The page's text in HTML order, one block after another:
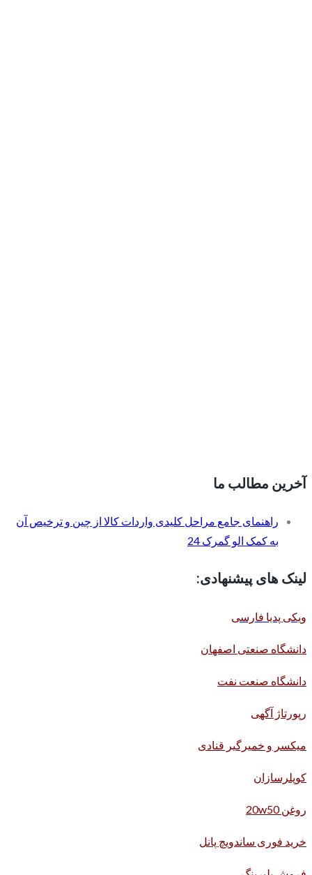
آخرین مطالب ما
راهنمای جامع مراحل کلیدی واردات کالا از چین و ترخیص آن
به کمک الو گمرک 24
لینک های پیشنهادی:
ویکی پدیا فارسی
دانشگاه صنعتی اصفهان
دانشگاه صنعت نفت
رپورتاژ آگهی
میکسر و خمیرگیر قنادی
کوپلرسازان
روغن 20w50
خرید فوری ساندویچ پانل